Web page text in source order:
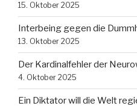
15. Oktober 2025
Interbeing gegen die
13. Oktober 2025
Der Kardinalfehler der
4. Oktober 2025
Ein Diktator will die Welt